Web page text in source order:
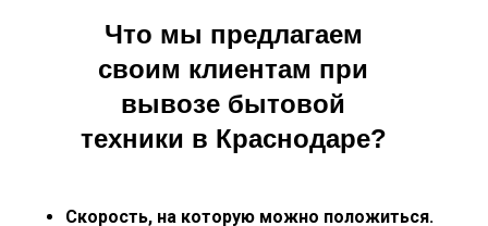
Что мы предлагаем
своим клиентам при
вывозе бытовой
техники в Краснодаре?
Скорость, на которую можно положиться.